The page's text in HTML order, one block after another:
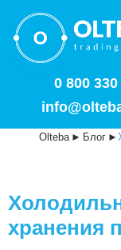
0 800 330
Olteba ► Блог ►
хранения